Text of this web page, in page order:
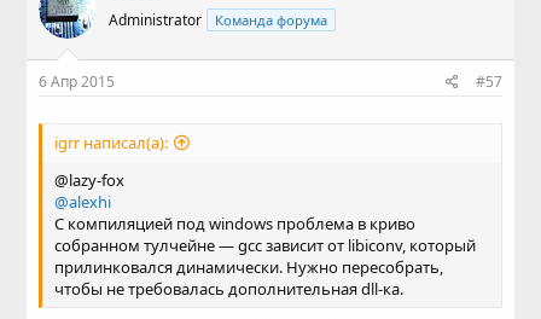
Administrator Команда форума
6 Апр 2015 #57
igrr написал(а):
@lazy-fox
@alexhi
С компиляцией под windows проблема в криво
собранном тулчейне — gcc зависит от libiconv, который
прилинковался динамически. Нужно пересобрать,
чтобы не требовалась дополнительная dll-ка.